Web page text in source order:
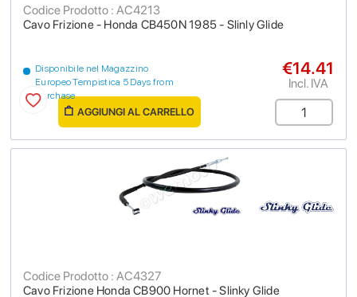
Cavo Frizione - Honda CB450N 1985 - Slinly Glide
Codice Prodotto : AC4213
Disponibile nel Magazzino
Europeo Tempistica 5 Days from
purchase
€14.41
Incl. IVA
AGGIUNGI AL CARRELLO
Cavo Frizione Honda CB900 Hornet - Slinky Glide
Codice Prodotto : AC4327